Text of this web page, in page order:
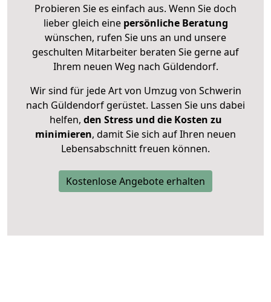
Probieren Sie es einfach aus. Wenn Sie doch
lieber gleich eine persönliche Beratung
wünschen, rufen Sie uns an und unsere
geschulten Mitarbeiter beraten Sie gerne auf
Ihrem neuen Weg nach Güldendorf.
Wir sind für jede Art von Umzug von Schwerin
nach Güldendorf gerüstet. Lassen Sie uns dabei
helfen, den Stress und die Kosten zu
minimieren, damit Sie sich auf Ihren neuen
Lebensabschnitt freuen können.
Kostenlose Angebote erhalten